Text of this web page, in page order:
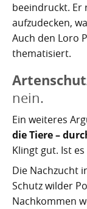
beeindruckt. Er
aufzudecken,
Auch den Loro
thematisiert.
nein.
Ein weiteres
die Tiere –
Klingt gut. Ist
Die Nachzucht
Schutz wilder
Nachkommen